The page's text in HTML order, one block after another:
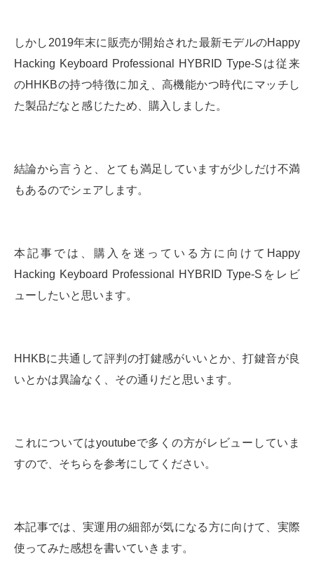
しかし2019年末に販売が開始された最新モデルのHappy
Hacking Keyboard Professional HYBRID Type-Sは従来
のHHKBの持つ特徴に加え、高機能かつ時代にマッチし
た製品だなと感じたため、購入しました。
結論から言うと、とても満足していますが少しだけ不満
もあるのでシェアします。
本記事では、購入を迷っている方に向けてHappy
Hacking Keyboard Professional HYBRID Type-Sをレビ
ューしたいと思います。
HHKBに共通して評判の打鍵感がいいとか、打鍵音が良
いとかは異論なく、その通りだと思います。
これについてはyoutubeで多くの方がレビューしていま
すので、そちらを参考にしてください。
本記事では、実運用の細部が気になる方に向けて、実際
使ってみた感想を書いていきます。